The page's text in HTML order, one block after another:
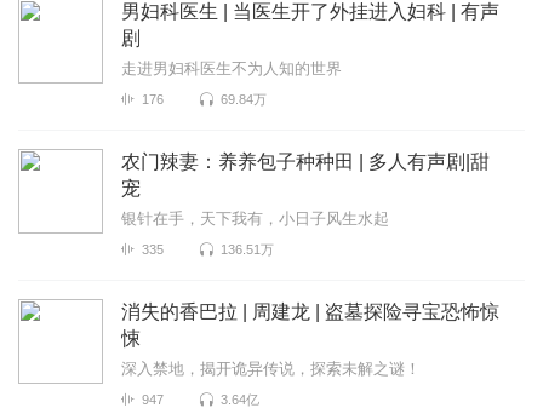
男妇科医生 | 当医生开了外挂进入妇科 | 有声
剧
走进男妇科医生不为人知的世界
176 69.84万
农门辣妻：养养包子种种田 | 多人有声剧|甜
宠
银针在手，天下我有，小日子风生水起
335 136.51万
消失的香巴拉 | 周建龙 | 盗墓探险寻宝恐怖惊
悚
深入禁地，揭开诡异传说，探索未解之谜！
947 3.64亿